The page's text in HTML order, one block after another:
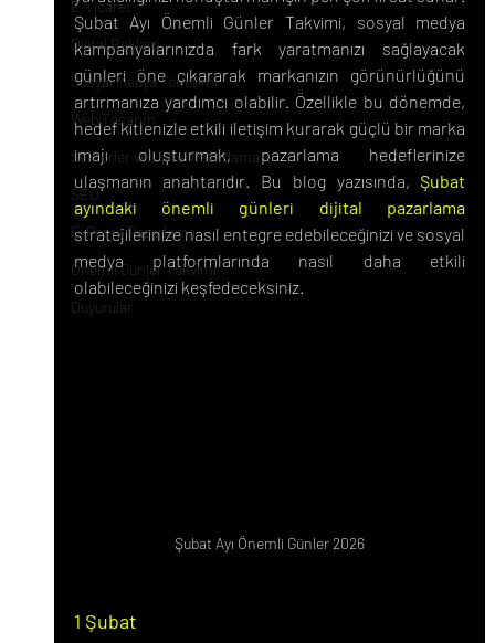
E-Ticaret
Dijital Reklam
Sosyal Medya Yönetimi
Web Tasarım
Sektörler ve Dijital Pazarlama
SEO
E-Posta Pazarlama
Önemli Günler Takvimi
Duyurular
Şubat Ayı Önemli Günler Takvimi, sosyal medya
kampanyalarınızda fark yaratmanızı sağlayacak
günleri öne çıkararak markanızın görünürlüğünü
artırmanıza yardımcı olabilir. Özellikle bu dönemde,
hedef kitlenizle etkili iletişim kurarak güçlü bir marka
imajı oluşturmak, pazarlama hedeflerinize
ulaşmanın anahtarıdır. Bu blog yazısında, Şubat
ayındaki önemli günleri dijital pazarlama
stratejilerinize nasıl entegre edebileceğinizi ve sosyal
medya platformlarında nasıl daha etkili
olabileceğinizi keşfedeceksiniz.
Şubat Ayı Önemli Günler 2026
1 Şubat